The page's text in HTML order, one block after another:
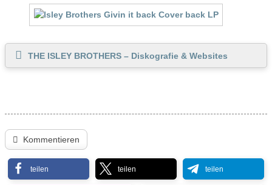
THE ISLEY BROTHERS – Diskografie & Websites
Kommentieren
teilen teilen teilen